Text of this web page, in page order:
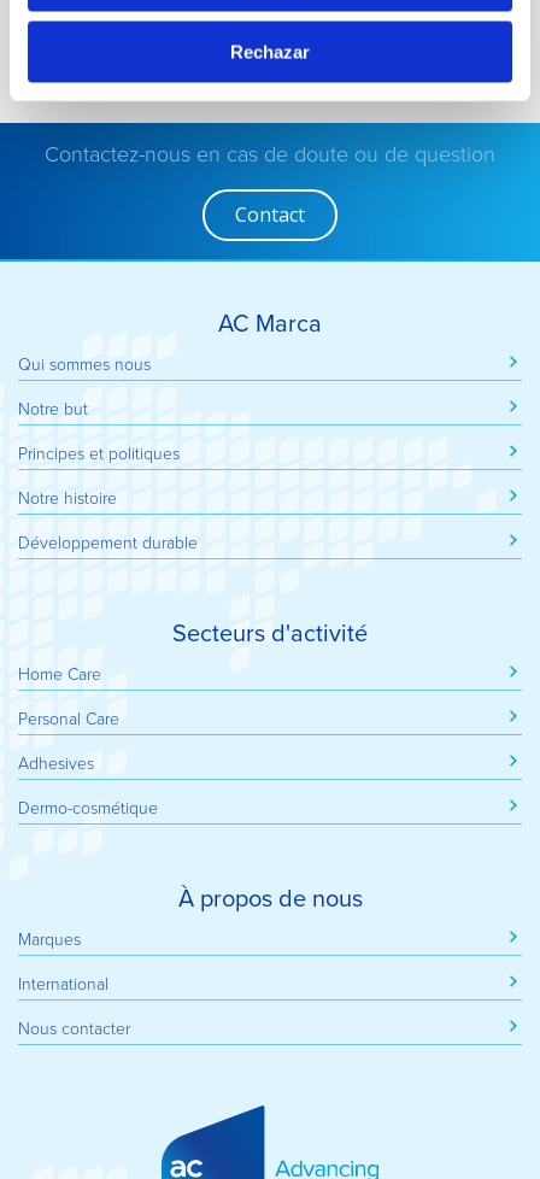
Rechazar
Contactez-nous en cas de doute ou de question
Contact
AC Marca
Qui sommes nous
Notre but
Principes et politiques
Notre histoire
Développement durable
Secteurs d'activité
Home Care
Personal Care
Adhesives
Dermo-cosmétique
À propos de nous
Marques
International
Nous contacter